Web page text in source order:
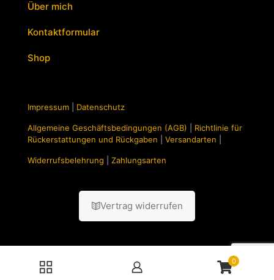
Über mich
Kontaktformular
Shop
Impressum Datenschutz
Allgemeine Geschäftsbedingungen (AGB)
Richtlinie für
Rückerstattungen und Rückgaben
Versandarten
Widerrufsbelehrung Zahlungsarten
Vertrag widerrufen
0